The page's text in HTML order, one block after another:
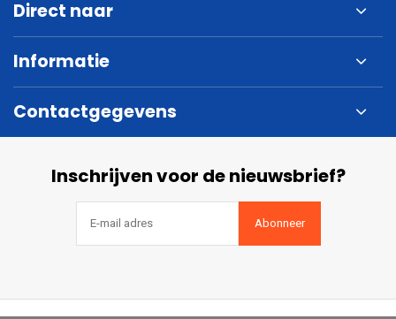
Direct naar
Informatie
Contactgegevens
Inschrijven voor de nieuwsbrief?
Abonneer